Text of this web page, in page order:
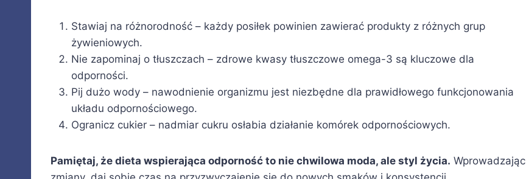
Stawiaj na różnorodność – każdy posiłek powinien zawierać produkty z różnych grup
żywieniowych.
Nie zapominaj o tłuszczach – zdrowe kwasy tłuszczowe omega-3 są kluczowe dla
odporności.
Pij dużo wody – nawodnienie organizmu jest niezbędne dla prawidłowego funkcjonowania
układu odpornościowego.
Ogranicz cukier – nadmiar cukru osłabia działanie komórek odpornościowych.
Pamiętaj, że dieta wspierająca odporność to nie chwilowa moda, ale styl życia. Wprowadzając